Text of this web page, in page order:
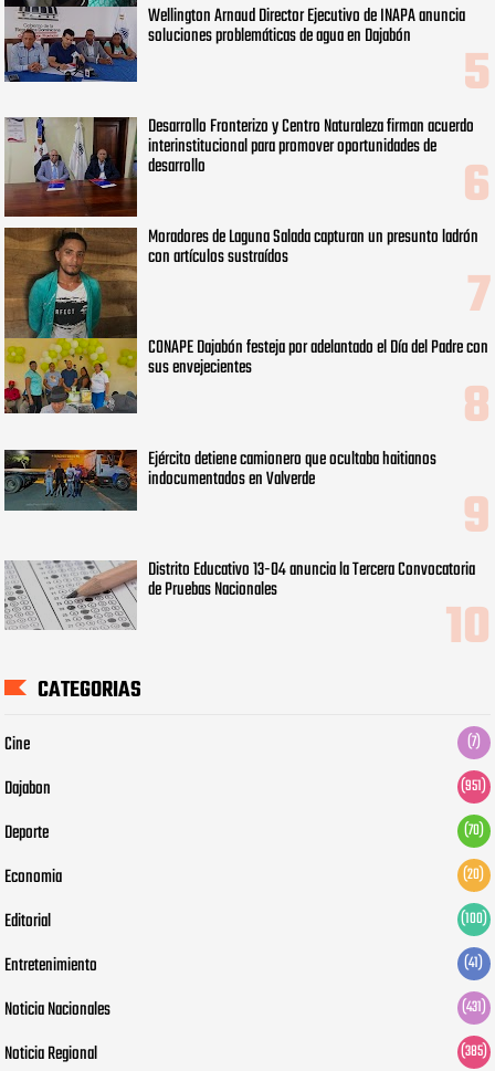
Wellington Arnaud Director Ejecutivo de INAPA anuncia
soluciones problemáticas de agua en Dajabón
Desarrollo Fronterizo y Centro Naturaleza firman acuerdo
interinstitucional para promover oportunidades de
desarrollo
Moradores de Laguna Salada capturan un presunto ladrón
con artículos sustraídos
CONAPE Dajabón festeja por adelantado el Día del Padre con
sus envejecientes
Ejército detiene camionero que ocultaba haitianos
indocumentados en Valverde
Distrito Educativo 13-04 anuncia la Tercera Convocatoria
de Pruebas Nacionales
CATEGORIAS
Cine (7)
Dajabon (951)
Deporte (70)
Economia (20)
Editorial (100)
Entretenimiento (41)
Noticia Nacionales (431)
Noticia Regional (385)